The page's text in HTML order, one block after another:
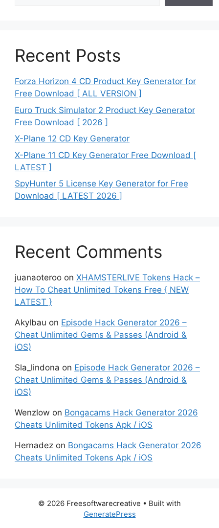
Recent Posts
Forza Horizon 4 CD Product Key Generator for
Free Download [ ALL VERSION ]
Euro Truck Simulator 2 Product Key Generator
Free Download [ 2026 ]
X-Plane 12 CD Key Generator
X-Plane 11 CD Key Generator Free Download [
LATEST ]
SpyHunter 5 License Key Generator for Free
Download [ LATEST 2026 ]
Recent Comments
juanaoteroo on XHAMSTERLIVE Tokens Hack –
How To Cheat Unlimited Tokens Free { NEW
LATEST }
Akylbau on Episode Hack Generator 2026 –
Cheat Unlimited Gems & Passes (Android &
iOS)
Sla_lindona on Episode Hack Generator 2026 –
Cheat Unlimited Gems & Passes (Android &
iOS)
Wenzlow on Bongacams Hack Generator 2026
Cheats Unlimited Tokens Apk / iOS
Hernadez on Bongacams Hack Generator 2026
Cheats Unlimited Tokens Apk / iOS
© 2026 Freesoftwarecreative • Built with
GeneratePress